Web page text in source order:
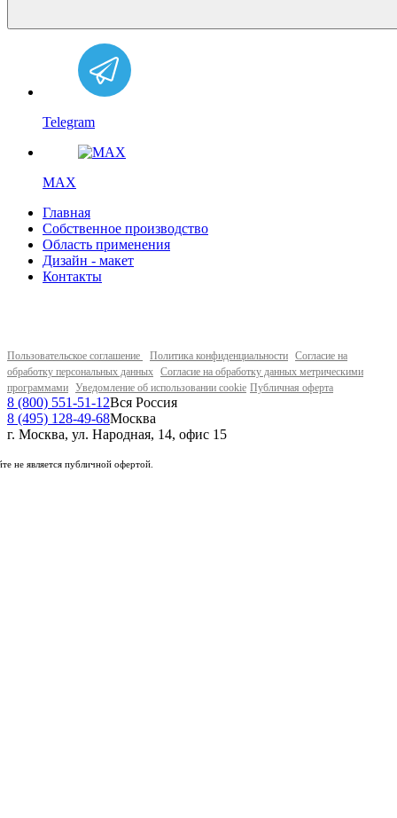
Telegram
MAX
Главная
Собственное производство
Область применения
Дизайн - макет
Контакты
Пользовательское соглашение Политика конфиденциальности Согласие на
обработку персональных данных Согласие на обработку данных метрическими
программами Уведомление об использовании cookie Публичная оферта
8 (800) 551-51-12Вся Россия
8 (495) 128-49-68Москва
г. Москва, ул. Народная, 14, офис 15
не является публичной офертой.